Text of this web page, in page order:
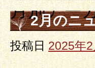
月別アー
2月のニ
投稿日 2025年